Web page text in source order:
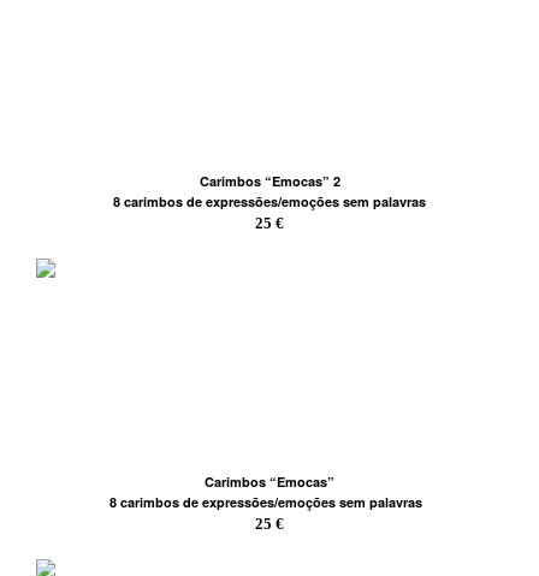
Carimbos “Emocas” 2
8 carimbos de expressões/emoções sem palavras
25 €
Carimbos “Emocas”
8 carimbos de expressões/emoções sem palavras
25 €